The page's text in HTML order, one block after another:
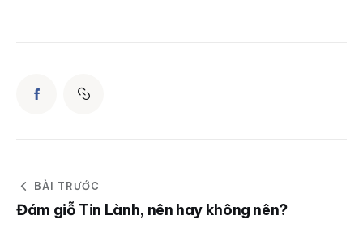
BÀI TRƯỚC
Đám giỗ Tin Lành, nên hay không nên?